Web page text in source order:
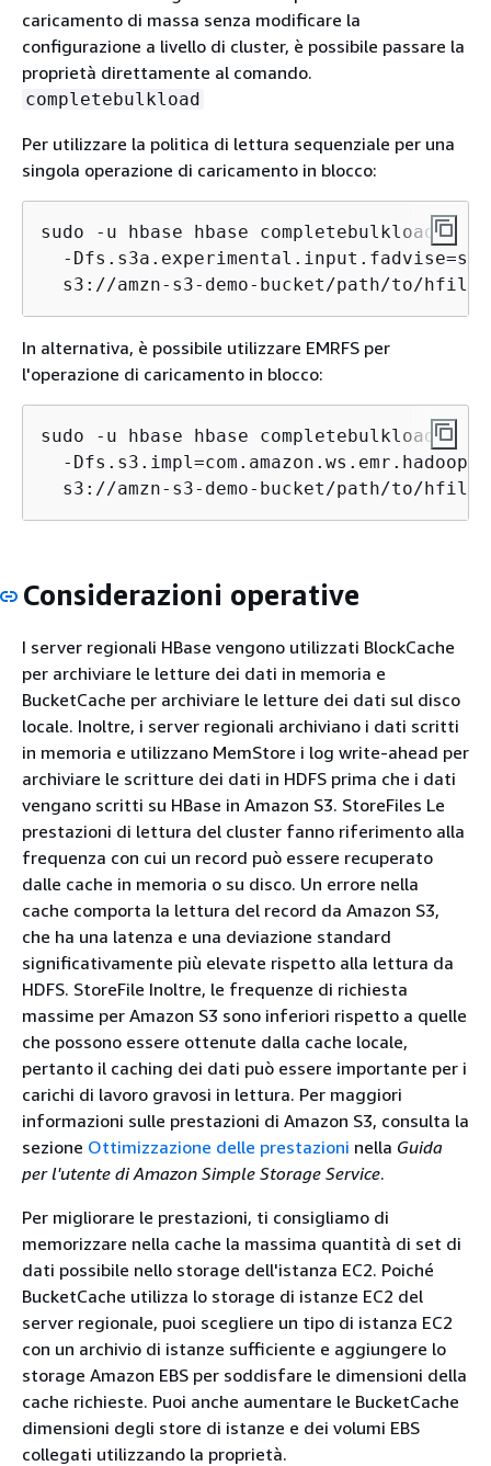
caricamento di massa senza modificare la
configurazione a livello di cluster, è possibile passare la
proprietà direttamente al comando.
completebulkload
Per utilizzare la politica di lettura sequenziale per una
singola operazione di caricamento in blocco:
sudo -u hbase hbase completebulkload \
-
s3://amzn-s3-demo-bucket/path/to/
In alternativa, è possibile utilizzare EMRFS per
l'operazione di caricamento in blocco:
sudo -u hbase hbase completebulkload \
-
s3://amzn-s3-demo-bucket/path/to/
Considerazioni operative
I server regionali HBase vengono utilizzati BlockCache
per archiviare le letture dei dati in memoria e
BucketCache per archiviare le letture dei dati sul disco
locale. Inoltre, i server regionali archiviano i dati scritti
in memoria e utilizzano MemStore i log write-ahead per
archiviare le scritture dei dati in HDFS prima che i dati
vengano scritti su HBase in Amazon S3. StoreFiles Le
prestazioni di lettura del cluster fanno riferimento alla
frequenza con cui un record può essere recuperato
dalle cache in memoria o su disco. Un errore nella
cache comporta la lettura del record da Amazon S3,
che ha una latenza e una deviazione standard
significativamente più elevate rispetto alla lettura da
HDFS. StoreFile Inoltre, le frequenze di richiesta
massime per Amazon S3 sono inferiori rispetto a quelle
che possono essere ottenute dalla cache locale,
pertanto il caching dei dati può essere importante per i
carichi di lavoro gravosi in lettura. Per maggiori
informazioni sulle prestazioni di Amazon S3, consulta la
sezione Ottimizzazione delle prestazioni nella Guida
per l'utente di Amazon Simple Storage Service.
Per migliorare le prestazioni, ti consigliamo di
memorizzare nella cache la massima quantità di set di
dati possibile nello storage dell'istanza EC2. Poiché
BucketCache utilizza lo storage di istanze EC2 del
server regionale, puoi scegliere un tipo di istanza EC2
con un archivio di istanze sufficiente e aggiungere lo
storage Amazon EBS per soddisfare le dimensioni della
cache richieste. Puoi anche aumentare le BucketCache
dimensioni degli store di istanze e dei volumi EBS
collegati utilizzando la proprietà.